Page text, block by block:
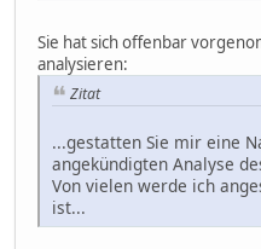
Sie hat sich offenbar
analysieren:
Zitat
...gestatten Sie mir eine
angekündigten Analyse
Von vielen werde ich
ist...